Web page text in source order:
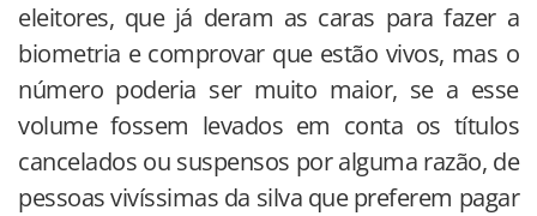
eleitores, que já deram as caras para fazer a
biometria e comprovar que estão vivos, mas o
número poderia ser muito maior, se a esse
volume fossem levados em conta os títulos
cancelados ou suspensos por alguma razão, de
pessoas vivíssimas da silva que preferem pagar